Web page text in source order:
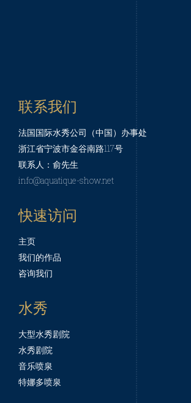
联系我们
法国国际水秀公司（中国）办事处
浙江省宁波市金谷南路117号
联系人：俞先生
info@aquatique-show.net
快速访问
主页
我们的作品
咨询我们
水秀
大型水秀剧院
水秀剧院
音乐喷泉
特娜多喷泉